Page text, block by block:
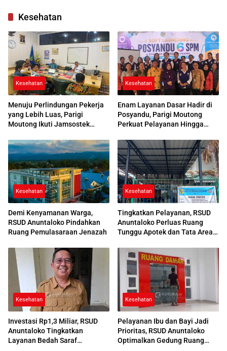
Kesehatan
Kesehatan
Menuju Perlindungan Pekerja
yang Lebih Luas, Parigi
Moutong Ikuti Jamsostek
Kesehatan
Enam Layanan Dasar Hadir di
Posyandu, Parigi Moutong
Perkuat Pelayanan Hingga
Kesehatan
Demi Kenyamanan Warga,
RSUD Anuntaloko Pindahkan
Ruang Pemulasaraan Jenazah
Kesehatan
Tingkatkan Pelayanan, RSUD
Anuntaloko Perluas Ruang
Tunggu Apotek dan Tata Area
Kesehatan
Investasi Rp1,3 Miliar, RSUD
Anuntaloko Tingkatkan
Layanan Bedah Saraf
Kesehatan
Pelayanan Ibu dan Bayi Jadi
Prioritas, RSUD Anuntaloko
Optimalkan Gedung Ruang